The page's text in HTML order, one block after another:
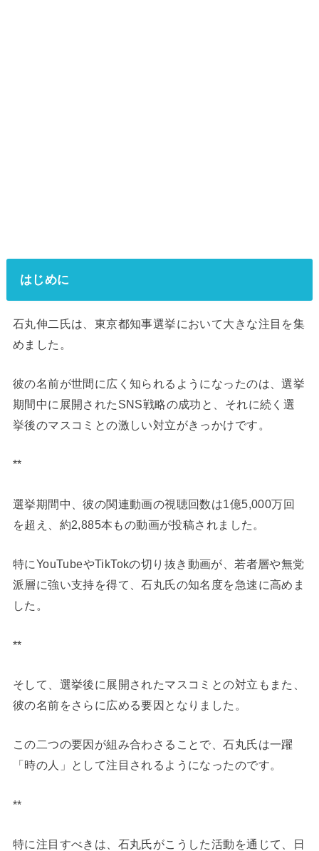
はじめに
石丸伸二氏は、東京都知事選挙において大きな注目を集
めました。
彼の名前が世間に広く知られるようになったのは、選挙
期間中に展開されたSNS戦略の成功と、それに続く選
挙後のマスコミとの激しい対立がきっかけです。
**
選挙期間中、彼の関連動画の視聴回数は1億5,000万回
を超え、約2,885本もの動画が投稿されました。
特にYouTubeやTikTokの切り抜き動画が、若者層や無党
派層に強い支持を得て、石丸氏の知名度を急速に高めま
した。
**
そして、選挙後に展開されたマスコミとの対立もまた、
彼の名前をさらに広める要因となりました。
この二つの要因が組み合わさることで、石丸氏は一躍
「時の人」として注目されるようになったのです。
**
特に注目すべきは、石丸氏がこうした活動を通じて、日